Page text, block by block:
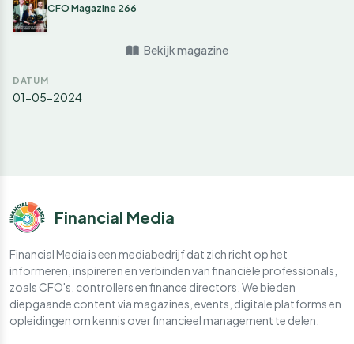
CFO Magazine 266
Bekijk magazine
DATUM
01-05-2024
Financial Media
Financial Media is een mediabedrijf dat zich richt op het
informeren, inspireren en verbinden van financiële professionals,
zoals CFO's, controllers en finance directors. We bieden
diepgaande content via magazines, events, digitale platforms en
opleidingen om kennis over financieel management te delen.